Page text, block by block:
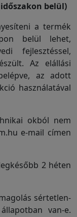
belül)
a termék
belül lehet,
fejlesztéssel,
Az elállási
az adott
használatával
okból nem
e-mail címen
2 héten
sértetlen-
van-e.